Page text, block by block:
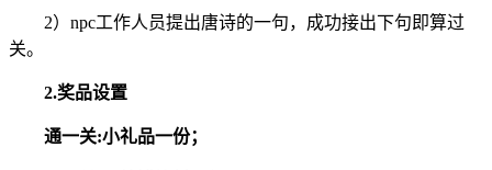
2）npc工作人员提出唐诗的一句，成功接出下句即算过
关。
2.奖品设置
通一关:小礼品一份；